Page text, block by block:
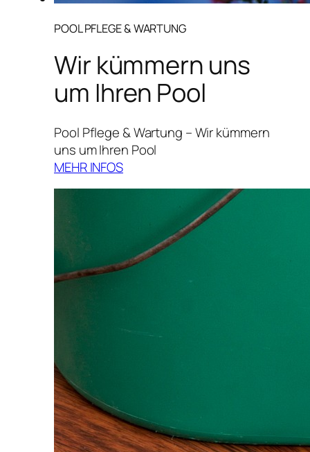
POOL PFLEGE & WARTUNG
Wir kümmern uns
um Ihren Pool
Pool Pflege & Wartung – Wir kümmern
uns um Ihren Pool
MEHR INFOS